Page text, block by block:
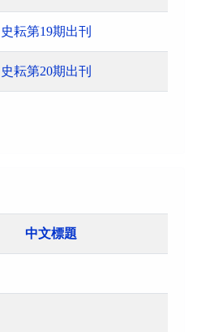
史耘第19期出刊
史耘第20期出刊
中文標題